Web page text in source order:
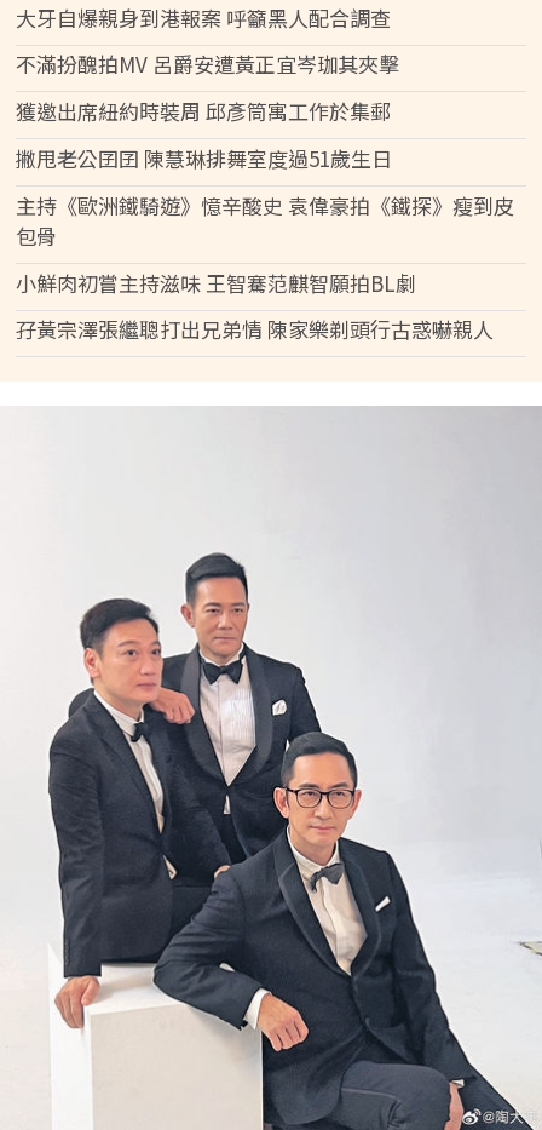
大牙自爆親身到港報案 呼籲黑人配合調查
不滿扮醜拍MV 呂爵安遭黃正宜岑珈其夾擊
獲邀出席紐約時裝周 邱彥筒寓工作於集郵
撇甩老公囝囝 陳慧琳排舞室度過51歲生日
主持《歐洲鐵騎遊》憶辛酸史 袁偉豪拍《鐵探》瘦到皮
包骨
小鮮肉初嘗主持滋味 王智騫范麒智願拍BL劇
孖黃宗澤張繼聰打出兄弟情 陳家樂剃頭行古惑嚇親人